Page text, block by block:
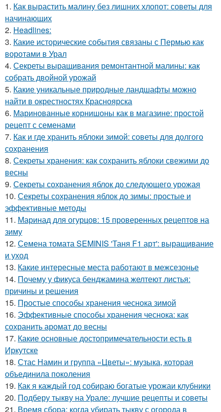
1. Как вырастить малину без лишних хлопот: советы для
начинающих
2. Headlines:
3. Какие исторические события связаны с Пермью как
воротами в Урал
4. Секреты выращивания ремонтантной малины: как
собрать двойной урожай
5. Какие уникальные природные ландшафты можно
найти в окрестностях Красноярска
6. Маринованные корнишоны как в магазине: простой
рецепт с семенами
7. Как и где хранить яблоки зимой: советы для долгого
сохранения
8. Секреты хранения: как сохранить яблоки свежими до
весны
9. Секреты сохранения яблок до следующего урожая
10. Секреты сохранения яблок до зимы: простые и
эффективные методы
11. Маринад для огурцов: 15 проверенных рецептов на
зиму
12. Семена томата SEMINIS 'Таня F1 арт': выращивание
и уход
13. Какие интересные места работают в межсезонье
14. Почему у фикуса бенджамина желтеют листья:
причины и решения
15. Простые способы хранения чеснока зимой
16. Эффективные способы хранения чеснока: как
сохранить аромат до весны
17. Какие основные достопримечательности есть в
Иркутске
18. Стас Намин и группа «Цветы»: музыка, которая
объединила поколения
19. Как я каждый год собираю богатые урожаи клубники
20. Подберу тыкву на Урале: лучшие рецепты и советы
21. Время сбора: когда убирать тыкву с огорода в